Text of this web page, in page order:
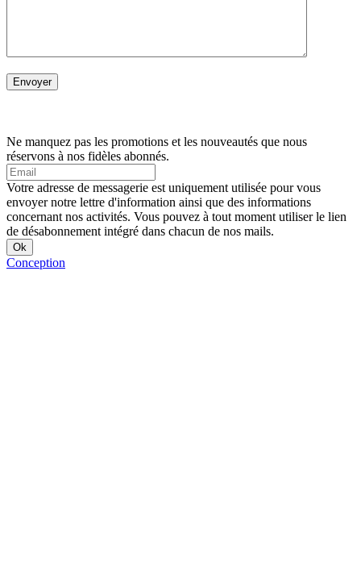
Ne manquez pas les promotions et les nouveautés que nous
réservons à nos fidèles abonnés.
Votre adresse de messagerie est uniquement utilisée pour vous
envoyer notre lettre d'information ainsi que des informations
concernant nos activités. Vous pouvez à tout moment utiliser le lien
de désabonnement intégré dans chacun de nos mails.
Conception